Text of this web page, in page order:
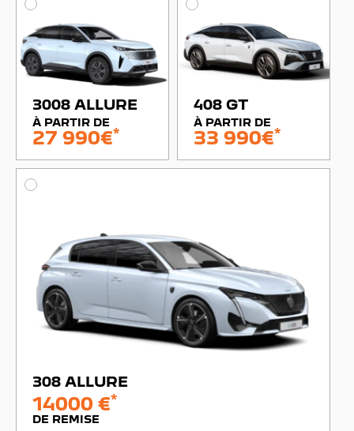
3008 ALLURE
À PARTIR DE
27 990€*
408 GT
À PARTIR DE
33 990€*
308 ALLURE
14000 €*
DE REMISE